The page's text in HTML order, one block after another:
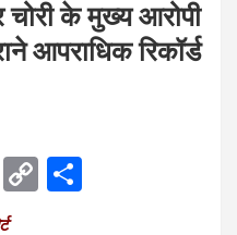
चोरी के मुख्य आरोपी
आपराधिक रिकॉर्ड
E
C